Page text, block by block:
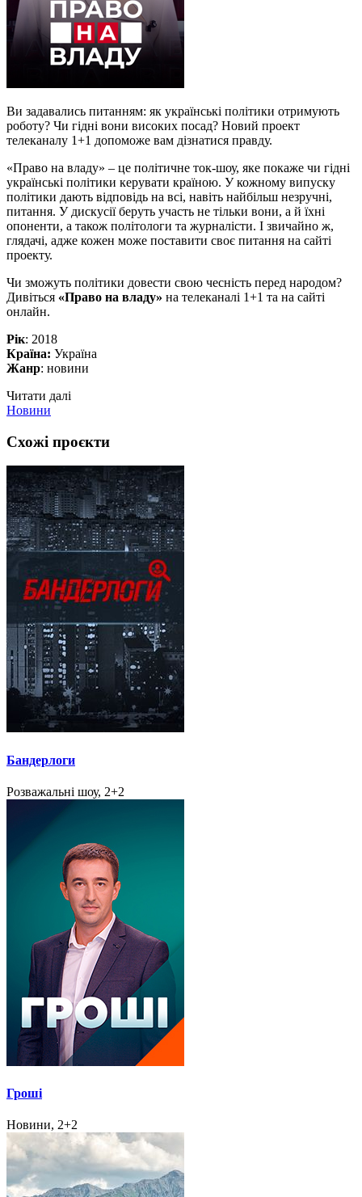
Ви задавались питанням: як українські політики отримують
роботу? Чи гідні вони високих посад? Новий проект
телеканалу 1+1 допоможе вам дізнатися правду.
«Право на владу» – це політичне ток-шоу, яке покаже чи гідні
українські політики керувати країною. У кожному випуску
політики дають відповідь на всі, навіть найбільш незручні,
питання. У дискусії беруть участь не тільки вони, а й їхні
опоненти, а також політологи та журналісти. І звичайно ж,
глядачі, адже кожен може поставити своє питання на сайті
проекту.
Чи зможуть політики довести свою чесність перед народом?
Дивіться «Право на владу» на телеканалі 1+1 та на сайті
онлайн.
Рік: 2018
Країна: Україна
Жанр: новини
Читати далі
Новини
Схожі проєкти
Бандерлоги
Розважальні шоу, 2+2
Гроші
Новини, 2+2